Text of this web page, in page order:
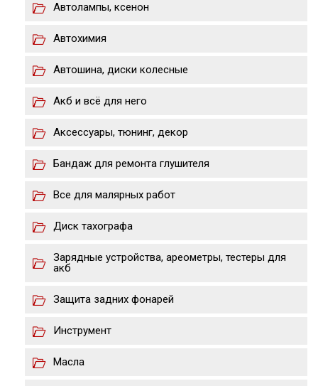
Автолампы, ксенон
Автохимия
Автошина, диски колесные
Акб и всё для него
Аксессуары, тюнинг, декор
Бандаж для ремонта глушителя
Все для малярных работ
Диск тахографа
Зарядные устройства, ареометры, тестеры для
акб
Защита задних фонарей
Инструмент
Масла